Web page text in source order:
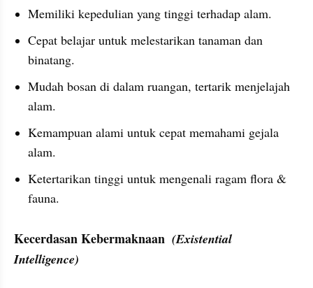
Memiliki kepedulian yang tinggi terhadap alam.
Cepat belajar untuk melestarikan tanaman dan
binatang.
Mudah bosan di dalam ruangan, tertarik menjelajah
alam.
Kemampuan alami untuk cepat memahami gejala
alam.
Ketertarikan tinggi untuk mengenali ragam flora &
fauna.
Kecerdasan Kebermaknaan (Existential
Intelligence)